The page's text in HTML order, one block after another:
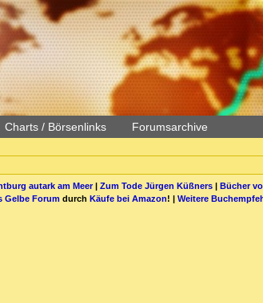
Charts / Börsenlinks Forumsarchive
autark am Meer| Zum Tode Jürgen Küßners| Bücher
Gelbe Forum durch Käufe bei Amazon! | Weitere